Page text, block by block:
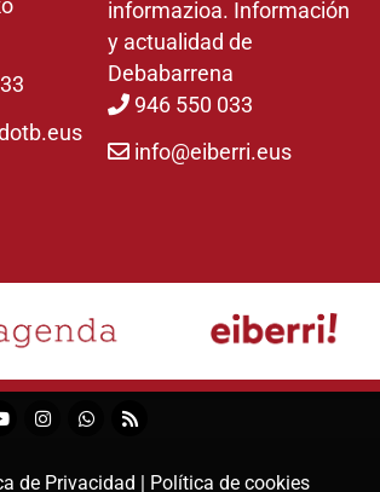
informazioa. Información
y actualidad de
Debabarrena
946 550 033
info@eiberri.eus
de Privacidad | Política de cookies